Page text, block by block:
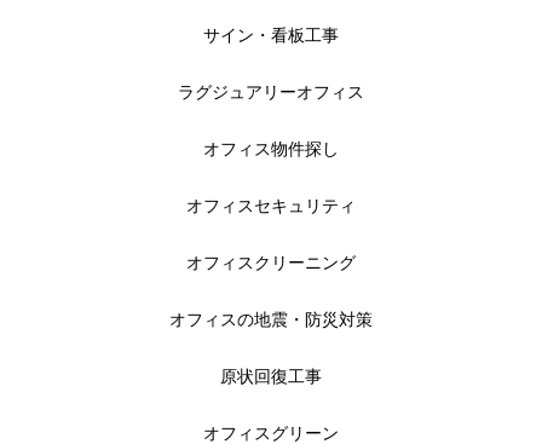
サイン・看板工事
ラグジュアリーオフィス
オフィス物件探し
オフィスセキュリティ
オフィスクリーニング
オフィスの地震・防災対策
原状回復工事
オフィスグリーン